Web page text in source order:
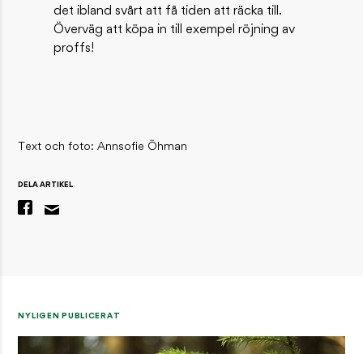
det ibland svårt att få tiden att räcka till.
Överväg att köpa in till exempel röjning av
proffs!
Text och foto: Annsofie Öhman
DELA ARTIKEL
NYLIGEN PUBLICERAT